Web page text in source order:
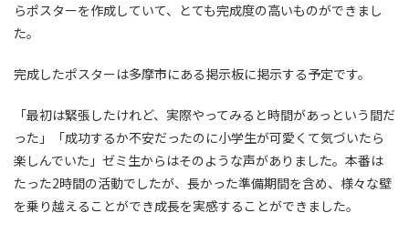
らポスターを作成していて、とても完成度の高いものができまし
た。
完成したポスターは多摩市にある掲示板に掲示する予定です。
「最初は緊張したけれど、実際やってみると時間があっという間だ
った」「成功するか不安だったのに小学生が可愛くて気づいたら
楽しんでいた」ゼミ生からはそのような声がありました。本番は
たった2時間の活動でしたが、長かった準備期間を含め、様々な壁
を乗り越えることができ成長を実感することができました。